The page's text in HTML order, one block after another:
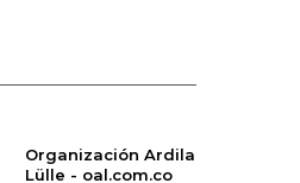
Organización Ardila
Lülle - oal.com.co